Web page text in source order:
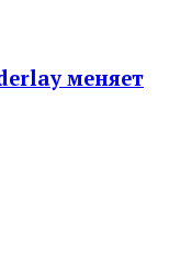
меняет